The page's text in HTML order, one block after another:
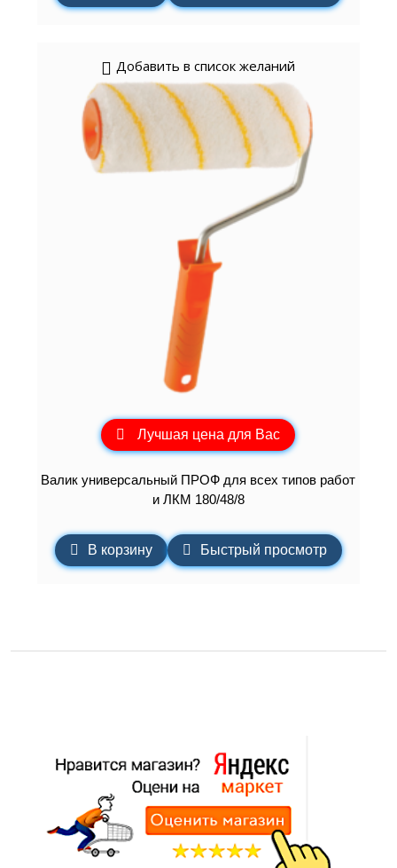
Добавить в список желаний
Лучшая цена для Вас
Валик универсальный ПРОФ для всех типов работ
и ЛКМ 180/48/8
В корзину Быстрый просмотр